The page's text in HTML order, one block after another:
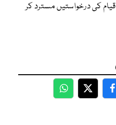
کی درخواستیں مسترد کر
WhatsApp
Twitter